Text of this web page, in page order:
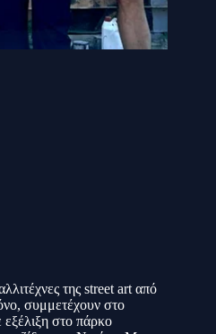
της street art από
συμμετέχουν στο
εξέλιξη στο πάρκο